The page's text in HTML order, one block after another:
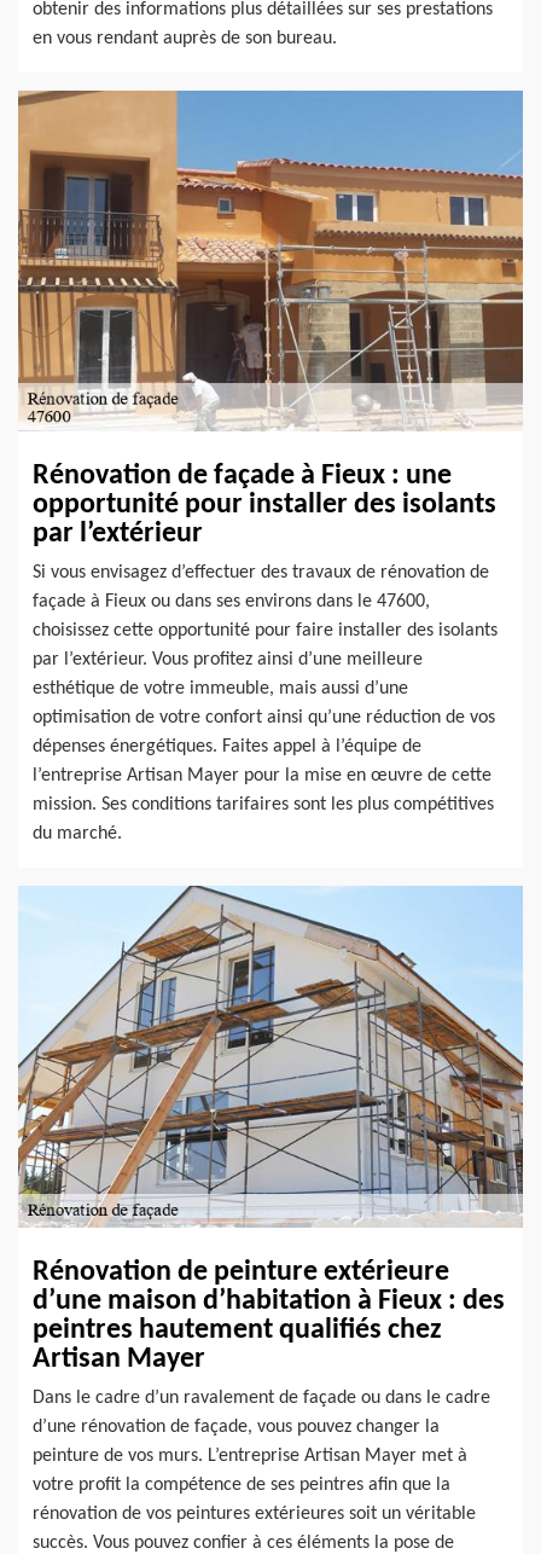
obtenir des informations plus détaillées sur ses prestations
en vous rendant auprès de son bureau.
Rénovation de façade à Fieux : une
opportunité pour installer des isolants
par l’extérieur
Si vous envisagez d’effectuer des travaux de rénovation de
façade à Fieux ou dans ses environs dans le 47600,
choisissez cette opportunité pour faire installer des isolants
par l’extérieur. Vous profitez ainsi d’une meilleure
esthétique de votre immeuble, mais aussi d’une
optimisation de votre confort ainsi qu’une réduction de vos
dépenses énergétiques. Faites appel à l’équipe de
l’entreprise Artisan Mayer pour la mise en œuvre de cette
mission. Ses conditions tarifaires sont les plus compétitives
du marché.
Rénovation de peinture extérieure
d’une maison d’habitation à Fieux : des
peintres hautement qualifiés chez
Artisan Mayer
Dans le cadre d’un ravalement de façade ou dans le cadre
d’une rénovation de façade, vous pouvez changer la
peinture de vos murs. L’entreprise Artisan Mayer met à
votre profit la compétence de ses peintres afin que la
rénovation de vos peintures extérieures soit un véritable
succès. Vous pouvez confier à ces éléments la pose de